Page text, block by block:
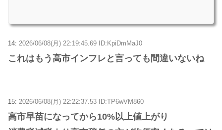
14: 2026/06/08(月) 22:19:45.69 ID:KpiDmMaJ0
これはもう高市インフレと言っても間違いないね
15: 2026/06/08(月) 22:22:37.53 ID:TP6wVM860
高市早苗になってから10%以上値上がり